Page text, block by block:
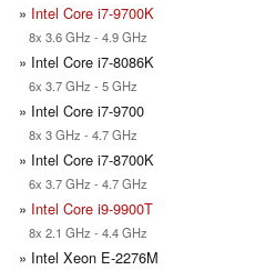
» Intel Core i7-9700K
8x 3.6 GHz - 4.9 GHz
» Intel Core i7-8086K
6x 3.7 GHz - 5 GHz
» Intel Core i7-9700
8x 3 GHz - 4.7 GHz
» Intel Core i7-8700K
6x 3.7 GHz - 4.7 GHz
» Intel Core i9-9900T
8x 2.1 GHz - 4.4 GHz
» Intel Xeon E-2276M